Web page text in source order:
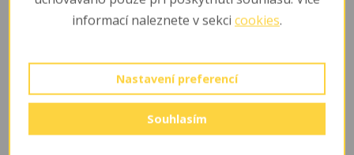
Sponzoři
Jméno a příjmení/firma
informací naleznete v sekci cookies.
Nastavení preferencí
Souhlasím